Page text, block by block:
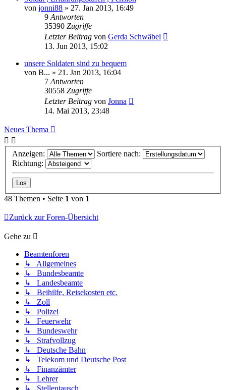
von jonni88 » 27. Jan 2013, 16:49
9 Antworten
35390 Zugriffe
Letzter Beitrag von Gerda Schwäbel
13. Jun 2013, 15:02
unsere Soldaten sind zu bequem
von B... » 21. Jan 2013, 16:04
7 Antworten
30558 Zugriffe
Letzter Beitrag von Jonna
14. Mai 2013, 23:48
Neues Thema
Anzeigen:
Sortiere nach:
Richtung:
48 Themen • Seite 1 von 1
Zurück zur Foren-Übersicht
Gehe zu
Beamtenforen
↳ Allgemeines
↳ Bundesbeamte
↳ Landesbeamte
↳ Beihilfe, Reisekosten etc.
↳ Zoll
↳ Polizei
↳ Feuerwehr
↳ Bundeswehr
↳ Strafvollzug
↳ Deutsche Bahn
↳ Telekom und Deutsche Post
↳ Finanzämter
↳ Lehrer